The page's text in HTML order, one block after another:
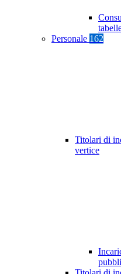
Personale 162
Titolari di
vertice